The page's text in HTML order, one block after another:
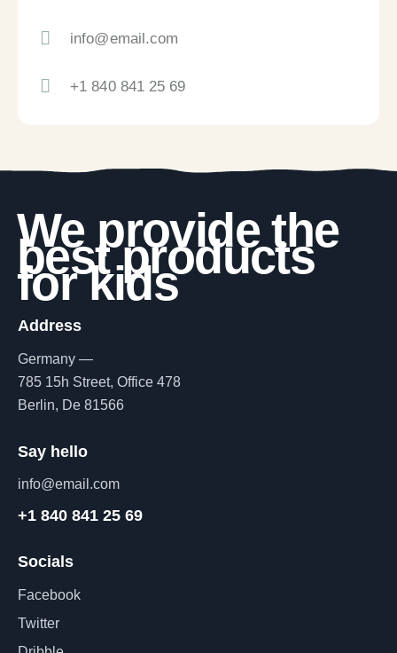
info@email.com
+1 840 841 25 69
We provide the
best products
for kids
Address
Germany —
785 15h Street, Office 478
Berlin, De 81566
Say hello
info@email.com
+1 840 841 25 69
Socials
Facebook
Twitter